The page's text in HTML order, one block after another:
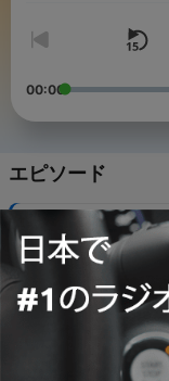
00:00
エピソード
2026/5/8（金）
11 5月 2026
6 - 2026/5/1（金）
2026/4/24（金